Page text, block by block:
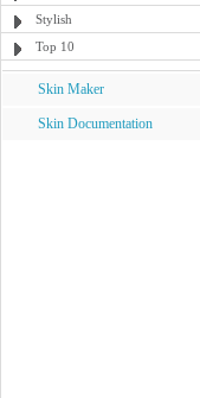
Stylish
Top 10
Skin Maker
Skin Documentation